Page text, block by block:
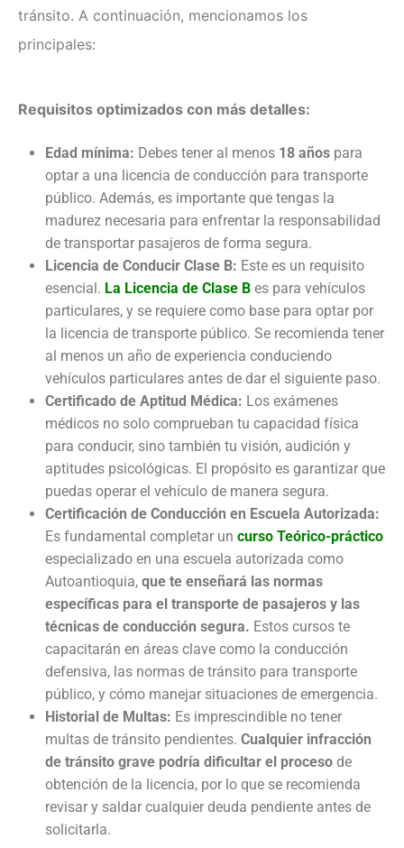
tránsito. A continuación, mencionamos los
principales:
Requisitos optimizados con más detalles:
Edad mínima: Debes tener al menos 18 años para
optar a una licencia de conducción para transporte
público. Además, es importante que tengas la
madurez necesaria para enfrentar la responsabilidad
de transportar pasajeros de forma segura.
Licencia de Conducir Clase B: Este es un requisito
esencial. La Licencia de Clase B es para vehículos
particulares, y se requiere como base para optar por
la licencia de transporte público. Se recomienda tener
al menos un año de experiencia conduciendo
vehículos particulares antes de dar el siguiente paso.
Certificado de Aptitud Médica: Los exámenes
médicos no solo comprueban tu capacidad física
para conducir, sino también tu visión, audición y
aptitudes psicológicas. El propósito es garantizar que
puedas operar el vehículo de manera segura.
Certificación de Conducción en Escuela Autorizada:
Es fundamental completar un curso Teórico-práctico
especializado en una escuela autorizada como
Autoantioquia, que te enseñará las normas
específicas para el transporte de pasajeros y las
técnicas de conducción segura. Estos cursos te
capacitarán en áreas clave como la conducción
defensiva, las normas de tránsito para transporte
público, y cómo manejar situaciones de emergencia.
Historial de Multas: Es imprescindible no tener
multas de tránsito pendientes. Cualquier infracción
de tránsito grave podría dificultar el proceso de
obtención de la licencia, por lo que se recomienda
revisar y saldar cualquier deuda pendiente antes de
solicitarla.